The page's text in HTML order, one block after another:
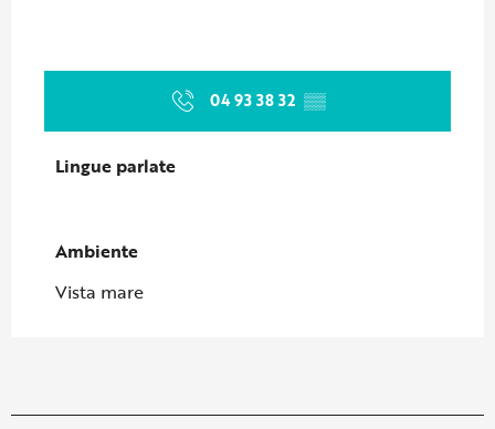
04 93 38 32 ▒▒
Lingue parlate
Lingue parlate
Ambiente
Ambiente
Vista mare